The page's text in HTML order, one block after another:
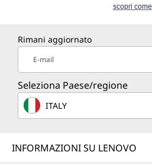
scopri come
Rimani aggiornato
E-mail
Seleziona Paese/regione
ITALY
INFORMAZIONI SU LENOVO